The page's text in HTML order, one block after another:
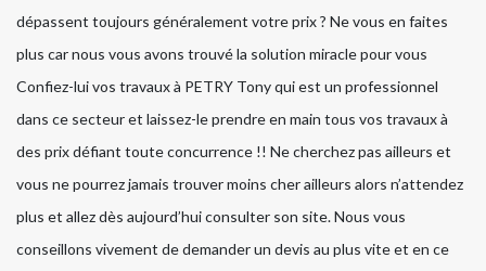
dépassent toujours généralement votre prix ? Ne vous en faites
plus car nous vous avons trouvé la solution miracle pour vous
Confiez-lui vos travaux à PETRY Tony qui est un professionnel
dans ce secteur et laissez-le prendre en main tous vos travaux à
des prix défiant toute concurrence !! Ne cherchez pas ailleurs et
vous ne pourrez jamais trouver moins cher ailleurs alors n’attendez
plus et allez dès aujourd’hui consulter son site. Nous vous
conseillons vivement de demander un devis au plus vite et en ce